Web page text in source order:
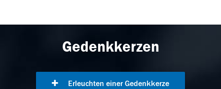
Gedenkkerzen
Erleuchten einer Gedenkkerze